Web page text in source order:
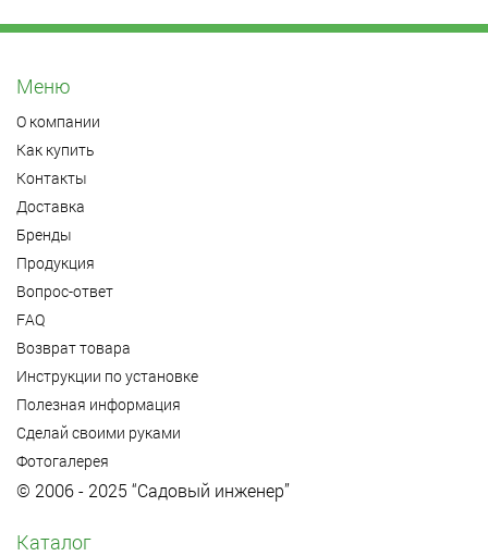
Меню
О компании
Как купить
Контакты
Доставка
Бренды
Продукция
Вопрос-ответ
FAQ
Возврат товара
Инструкции по установке
Полезная информация
Сделай своими руками
Фотогалерея
© 2006 - 2025 “Садовый инженер”
Каталог